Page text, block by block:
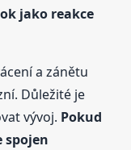
jako reakce
a zánětu
Důležité je
vývoj. Pokud
spojen